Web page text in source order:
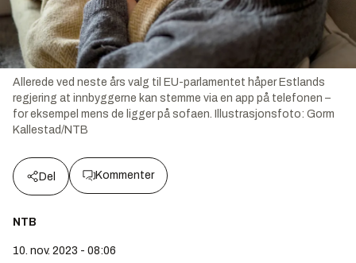
Allerede ved neste års valg til EU-parlamentet håper Estlands
regjering at innbyggerne kan stemme via en app på telefonen –
for eksempel mens de ligger på sofaen.
Illustrasjonsfoto: Gorm
Kallestad/NTB
Del Kommenter
NTB
10. nov. 2023 - 08:06